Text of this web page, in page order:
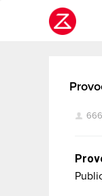
666
Cookies management